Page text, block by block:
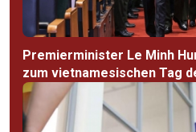
Premierminister Le Minh
zum vietnamesischen Tag